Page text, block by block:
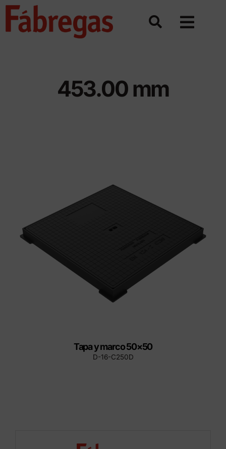
Saltar
453.00 mm
Tapa y marco 50×50
D-16-C250D